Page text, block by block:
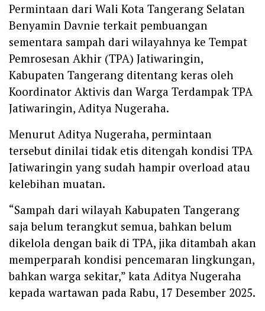
Permintaan dari Wali Kota Tangerang Selatan
Benyamin Davnie terkait pembuangan
sementara sampah dari wilayahnya ke Tempat
Pemrosesan Akhir (TPA) Jatiwaringin,
Kabupaten Tangerang ditentang keras oleh
Koordinator Aktivis dan Warga Terdampak TPA
Jatiwaringin, Aditya Nugeraha.
Menurut Aditya Nugeraha, permintaan
tersebut dinilai tidak etis ditengah kondisi TPA
Jatiwaringin yang sudah hampir overload atau
kelebihan muatan.
“Sampah dari wilayah Kabupaten Tangerang
saja belum terangkut semua, bahkan belum
dikelola dengan baik di TPA, jika ditambah akan
memperparah kondisi pencemaran lingkungan,
bahkan warga sekitar,” kata Aditya Nugeraha
kepada wartawan pada Rabu, 17 Desember 2025.